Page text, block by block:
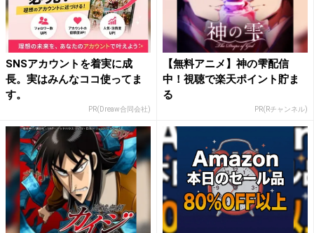
SNSアカウントを着実に成
長。実はみんなココ使ってま
す。
PR(Dreaw合同会社)
【無料アニメ】神の雫配信
中！視聴で楽天ポイント貯ま
る
PR(Rチャンネル)